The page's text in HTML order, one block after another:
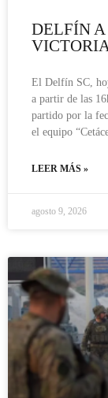
DELFÍN A
El Delfín SC,
a partir de las
partido por la
el equipo
LEER MÁS »
agosto 9, 2026